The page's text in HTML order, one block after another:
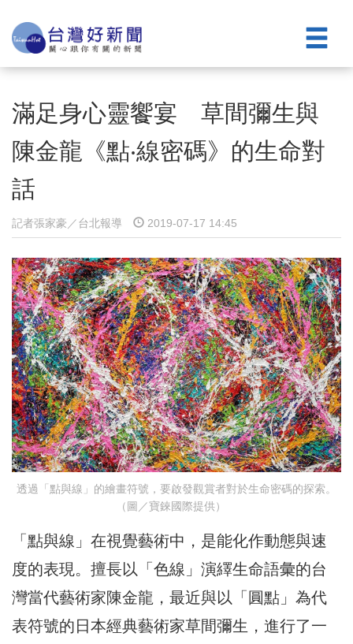
滿足身心靈饗宴 草間彌生與
陳金龍《點‧線密碼》的生命對
話
記者張家豪／台北報導 2019-07-17 14:45
透過「點與線」的繪畫符號，要啟發觀賞者對於生命密碼的探索。
（圖／寶錸國際提供）
「點與線」在視覺藝術中，是能化作動態與速
度的表現。擅長以「色線」演繹生命語彙的台
灣當代藝術家陳金龍，最近與以「圓點」為代
表符號的日本經典藝術家草間彌生，進行了一